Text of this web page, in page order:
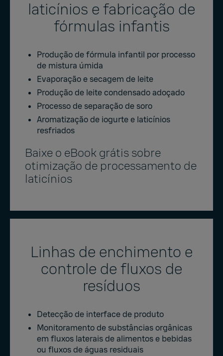
laticínios e fabricação de
fórmulas infantis
Produção de fórmula infantil por processo
de mistura úmida
Evaporação e secagem de leite
Produção de leite condensado adoçado
Processo de separação de soro
Aromatização de iogurte e laticínios
resfriados
Baixe o eBook grátis sobre
otimização de processamento de
laticínios
Linhas de enchimento e
controle de fluxos de
resíduos
Detecção de interface de produto
Monitoramento de substâncias orgânicas
em fluxos laterais de alimentos e bebidas
ou fluxos de águas residuais